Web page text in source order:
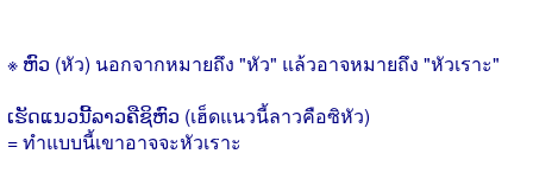
※ ຫົວ (หัว) นอกจากหมายถึง "หัว" แล้วอาจหมายถึง "หัวเราะ"
ເຮັດແນວນີ້ລາວຄືຊິຫົວ (เฮ็ดแนวนี้ลาวคือซิหัว)
= ทำแบบนี้เขาอาจจะหัวเราะ